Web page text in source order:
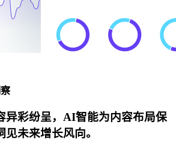
异彩纷呈，AI智能为内容布局保
未来增长风向。